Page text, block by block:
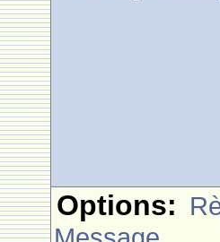
Options: